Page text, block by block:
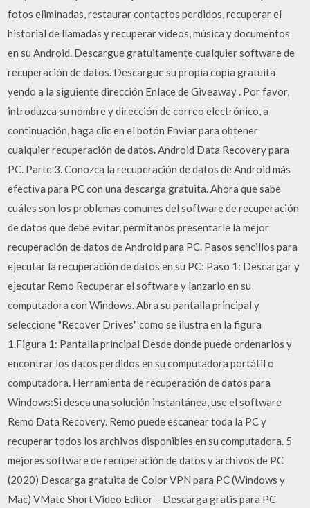
fotos eliminadas, restaurar contactos perdidos, recuperar el
historial de llamadas y recuperar videos, música y documentos
en su Android. Descargue gratuitamente cualquier software de
recuperación de datos. Descargue su propia copia gratuita
yendo a la siguiente dirección Enlace de Giveaway . Por favor,
introduzca su nombre y dirección de correo electrónico, a
continuación, haga clic en el botón Enviar para obtener
cualquier recuperación de datos. Android Data Recovery para
PC. Parte 3. Conozca la recuperación de datos de Android más
efectiva para PC con una descarga gratuita. Ahora que sabe
cuáles son los problemas comunes del software de recuperación
de datos que debe evitar, permítanos presentarle la mejor
recuperación de datos de Android para PC. Pasos sencillos para
ejecutar la recuperación de datos en su PC: Paso 1: Descargar y
ejecutar Remo Recuperar el software y lanzarlo en su
computadora con Windows. Abra su pantalla principal y
seleccione "Recover Drives" como se ilustra en la figura
1.Figura 1: Pantalla principal Desde donde puede ordenarlos y
encontrar los datos perdidos en su computadora portátil o
computadora. Herramienta de recuperación de datos para
Windows:Si desea una solución instantánea, use el software
Remo Data Recovery. Remo puede escanear toda la PC y
recuperar todos los archivos disponibles en su computadora. 5
mejores software de recuperación de datos y archivos de PC
(2020) Descarga gratuita de Color VPN para PC (Windows y
Mac) VMate Short Video Editor – Descarga gratis para PC